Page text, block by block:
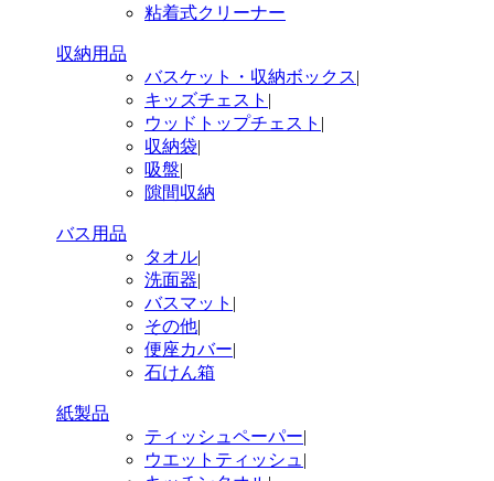
粘着式クリーナー
収納用品
バスケット・収納ボックス|
キッズチェスト |
ウッドトップチェスト |
収納袋|
吸盤|
隙間収納
バス用品
タオル|
洗面器|
バスマット |
その他|
便座カバー|
石けん箱
紙製品
ティッシュペーパー|
ウエットティッシュ |